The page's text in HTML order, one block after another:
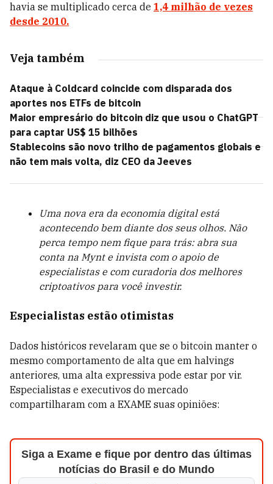
havia se multiplicado cerca de 1,4 milhão de vezes
desde 2010.
Veja também
Ataque à Coldcard coincide com disparada dos
aportes nos ETFs de bitcoin
Maior empresário do bitcoin diz que usou o ChatGPT
para captar US$ 15 bilhões
Stablecoins são novo trilho de pagamentos globais e
não tem mais volta, diz CEO da Jeeves
Uma nova era da economia digital está
acontecendo bem diante dos seus olhos. Não
perca tempo nem fique para trás: abra sua
conta na Mynt e invista com o apoio de
especialistas e com curadoria dos melhores
criptoativos para você investir.
Especialistas estão otimistas
Dados históricos revelaram que se o bitcoin manter o
mesmo comportamento de alta que em halvings
anteriores, uma alta expressiva pode estar por vir.
Especialistas e executivos do mercado
compartilharam com a EXAME suas opiniões:
Siga a Exame e fique por dentro das últimas
notícias do Brasil e do Mundo